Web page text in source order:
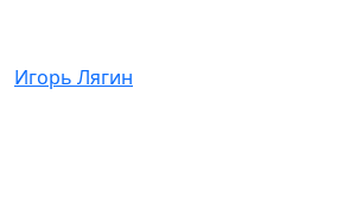
Игорь Лягин